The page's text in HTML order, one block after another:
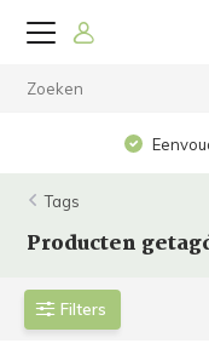
Tags
Producten
Filters